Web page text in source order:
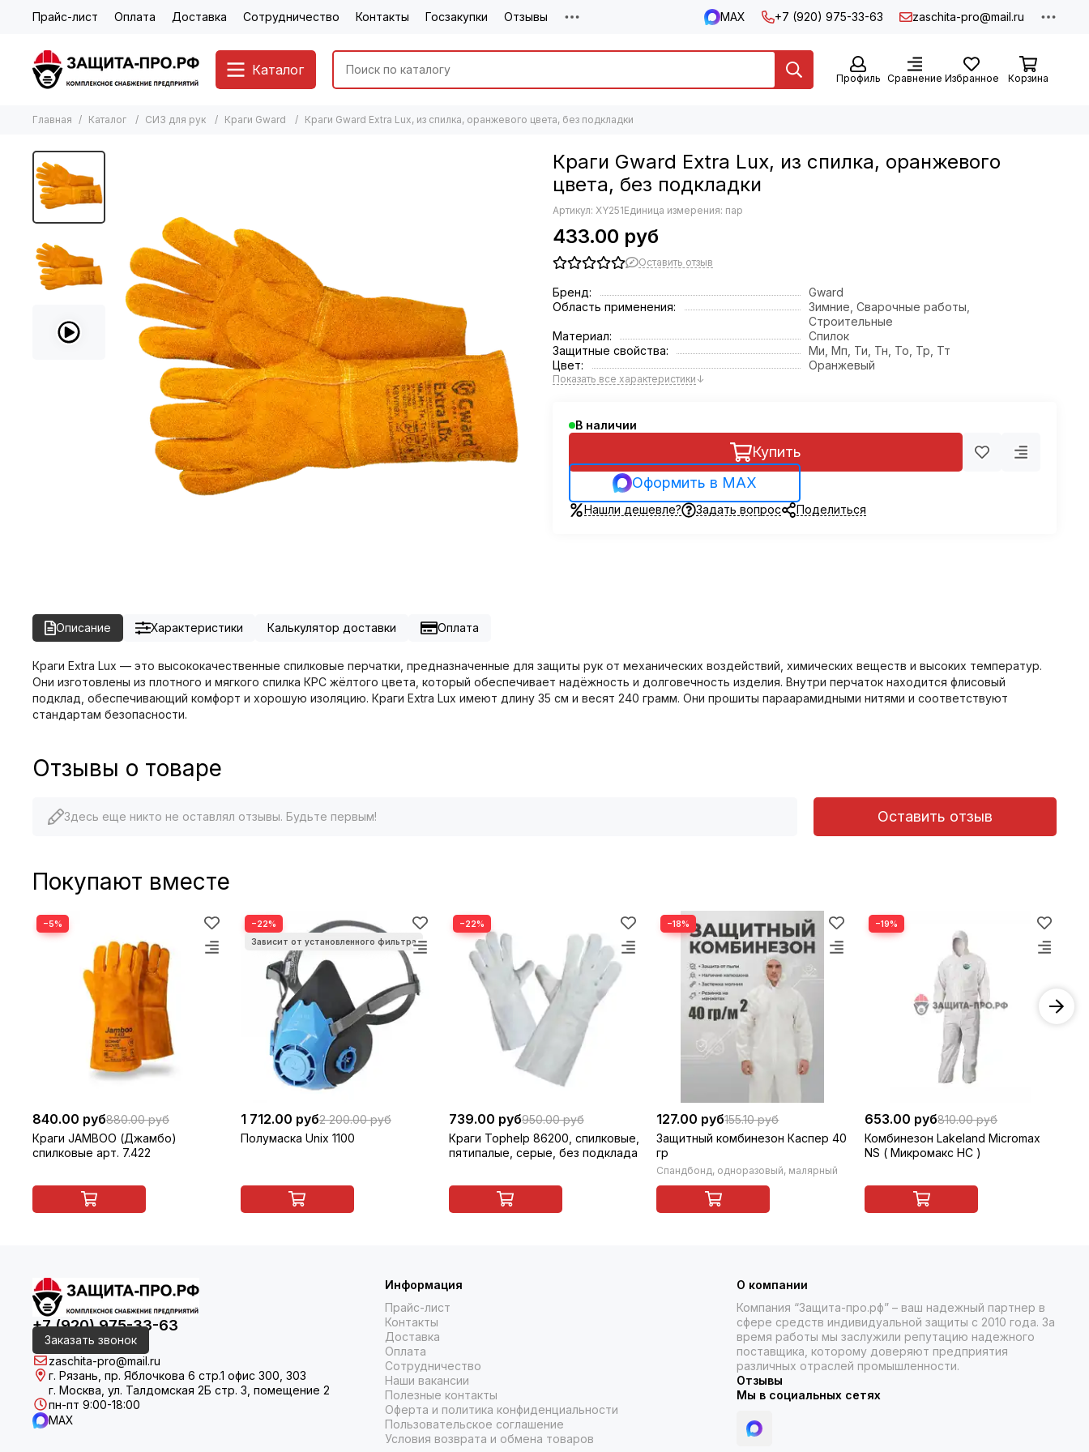
Прайс-лист Оплата Доставка Сотрудничество Контакты Госзакупки Отзывы MAX +7 (920) 975-33-63 zaschita-pro@mail.ru
Каталог
Профиль Сравнение Избранное Корзина
Главная Каталог СИЗ для рук Краги Gward Краги Gward Extra Lux, из спилка, оранжевого цвета, без подкладки
Краги Gward Extra Lux, из спилка, оранжевого
цвета, без подкладки
Артикул: XY251Единица измерения: пар
433.00 руб
Оставить отзыв
Бренд:
Gward
Область применения:
Зимние, Сварочные работы,
Строительные
Материал:
Спилок
Защитные свойства:
Ми, Мп, Ти, Тн, То, Тр, Тт
Цвет:
Оранжевый
Показать все характеристики ↓
В наличии
Купить
Оформить в MAX
Нашли дешевле? Задать вопрос Поделиться
Описание Характеристики Калькулятор доставки Оплата
Краги Extra Lux — это высококачественные спилковые перчатки, предназначенные для защиты рук от механических воздействий, химических веществ и высоких температур.
Они изготовлены из плотного и мягкого спилка КРС жёлтого цвета, который обеспечивает надёжность и долговечность изделия. Внутри перчаток находится флисовый
подклад, обеспечивающий комфорт и хорошую изоляцию. Краги Extra Lux имеют длину 35 см и весят 240 грамм. Они прошиты параарамидными нитями и соответствуют
стандартам безопасности.
Отзывы о товаре
Здесь еще никто не оставлял отзывы. Будьте первым! Оставить отзыв
Покупают вместе
−5%
840.00 руб880.00 руб
Краги JAMBOO (Джамбо)
спилковые арт. 7.422
−22%
1 712.00 руб2 200.00 руб
Полумаска Unix 1100
−22%
739.00 руб950.00 руб
Краги Tophelp 86200, спилковые,
пятипалые, серые, без подклада
−18%
127.00 руб155.10 руб
Защитный комбинезон Каспер 40
гр
Спандбонд, одноразовый, малярный
−19%
653.00 руб810.00 руб
Комбинезон Lakeland Micromax
NS ( Микромакс НС )
+7 (920) 975-33-63
Заказать звонок
zaschita-pro@mail.ru
г. Рязань, пр. Яблочкова 6 стр.1 офис 300, 303
г. Москва, ул. Талдомская 2Б стр. 3, помещение 2
пн-пт 9:00-18:00
MAX
Информация
Прайс-лист
Контакты
Доставка
Оплата
Сотрудничество
Наши вакансии
Полезные контакты
Оферта и политика конфиденциальности
Пользовательское соглашение
Условия возврата и обмена товаров
О компании
Компания “Защита-про.рф” – ваш надежный партнер в
сфере средств индивидуальной защиты с 2010 года. За
время работы мы заслужили репутацию надежного
поставщика, которому доверяют предприятия
различных отраслей промышленности.
Отзывы
Мы в социальных сетях